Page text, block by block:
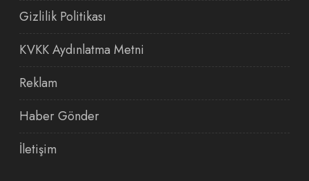
Gizlilik Politikası
KVKK Aydınlatma Metni
Reklam
Haber Gönder
İletişim